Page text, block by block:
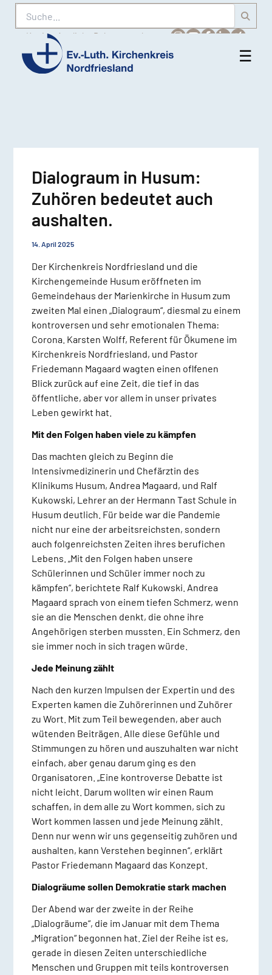
Suche
Karriere Amtliche Bekanntmachungen
Ev.-
☰
Dialograum in Husum:
Zuhören bedeutet auch
aushalten.
14. April 2025
Der Kirchenkreis Nordfriesland und die
Kirchengemeinde Husum eröffneten im
Gemeindehaus der Marienkirche in Husum zum
zweiten Mal einen „Dialograum“, diesmal zu einem
kontroversen und sehr emotionalen Thema:
Corona. Karsten Wolff, Referent für Ökumene im
Kirchenkreis Nordfriesland, und Pastor
Friedemann Magaard wagten einen oflfenen
Blick zurück auf eine Zeit, die tief in das
öffentliche, aber vor allem in unser privates
Leben gewirkt hat.
Mit den Folgen haben viele zu kämpfen
Das machten gleich zu Beginn die
Intensivmedizinerin und Chefärztin des
Klinikums Husum, Andrea Magaard, und Ralf
Kukowski, Lehrer an der Hermann Tast Schule in
Husum deutlich. Für beide war die Pandemie
nicht nur eine der arbeitsreichsten, sondern
auch folgenreichsten Zeiten ihres berufichen
Lebens. „Mit den Folgen haben unsere
Schülerinnen und Schüler immer noch zu
kämpfen“, berichtete Ralf Kukowski. Andrea
Magaard sprach von einem tiefen Schmerz, wenn
sie an die Menschen denkt, die ohne ihre
Angehörigen sterben mussten. Ein Schmerz, den
sie immer noch in sich tragen würde.
Jede Meinung zählt
Nach den kurzen Impulsen der Expertin und des
Experten kamen die Zuhörerinnen und Zuhörer
zu Wort. Mit zum Teil bewegenden, aber auch
wütenden Beiträgen. Alle diese Gefühle und
Stimmungen zu hören und auszuhalten war nicht
einfach, aber genau darum ging es den
Organisatoren. „Eine kontroverse Debatte ist
nicht leicht. Darum wollten wir einen Raum
schaffen, in dem alle zu Wort kommen, sich zu
Wort kommen lassen und jede Meinung zählt.
Denn nur wenn wir uns gegenseitig zuhören und
aushalten, kann Verstehen beginnen“, erklärt
Pastor Friedemann Magaard das Konzept.
Dialogräume sollen Demokratie stark machen
Der Abend war der zweite in der Reihe
„Dialogräume“, die im Januar mit dem Thema
„Migration“ begonnen hat. Ziel der Reihe ist es,
gerade in diesen Zeiten unterschiedliche
Menschen und Gruppen mit teils kontroversen